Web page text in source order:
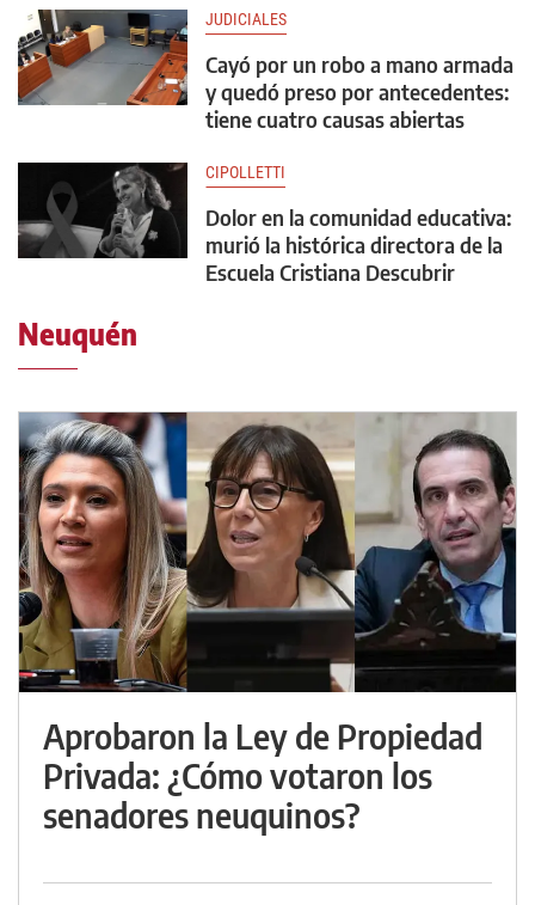
JUDICIALES
Cayó por un robo a mano armada
y quedó preso por antecedentes:
tiene cuatro causas abiertas
CIPOLLETTI
Dolor en la comunidad educativa:
murió la histórica directora de la
Escuela Cristiana Descubrir
Neuquén
Aprobaron la Ley de Propiedad
Privada: ¿Cómo votaron los
senadores neuquinos?